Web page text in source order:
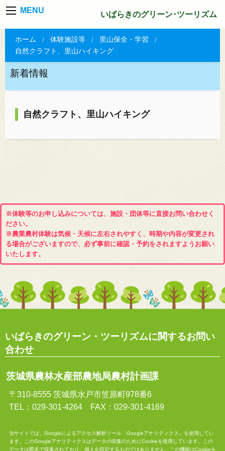
MENU いばらきのグリーン･ツーリズム
ホーム 体験施設等
里山保全・学習
自然クラフト、里山ハイキング
新着情報
自然クラフト、里山ハイキング
※体験等のお申し込みについては、施設・団体等に直接お問い合わせく
ださい。
※農業農村体験は気候・天候に左右されやすく、時期や内容が変更され
る場合がございますので、必ず事前に確認・予約をされますようお願い
いたします。
いばらきのグリーン・ツーリズムに関するお問い
合わせ
茨城県農林水産部農地局農村計画課
〒310-8555 茨城県水戸市笠原町978番6
TEL：029-301-4264 FAX：029-301-4169
当サイトでは、Googleによるアクセス解析ツール「Googleアナリティクス」を使用してい
ます。このGoogleアナリティクスはデータの収集のためにCookieを使用しています。この
データは匿名で収集されており、個人を特定するものではありません。この機能はCookieを